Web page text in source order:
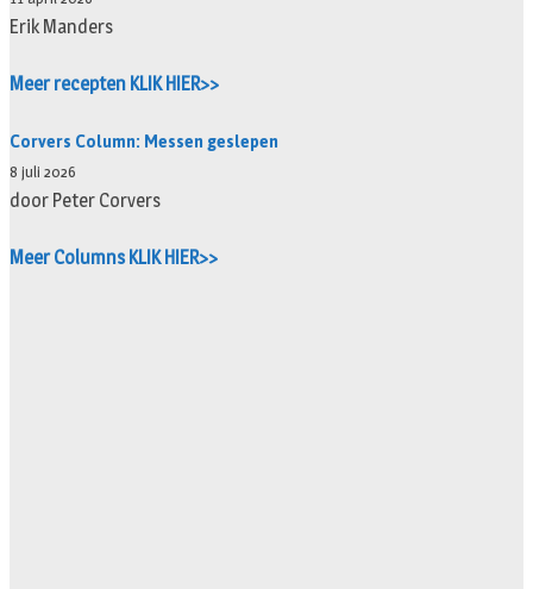
Erik Manders
Meer recepten KLIK HIER>>
Corvers Column: Messen geslepen
8 juli 2026
door Peter Corvers
Meer Columns KLIK HIER>>